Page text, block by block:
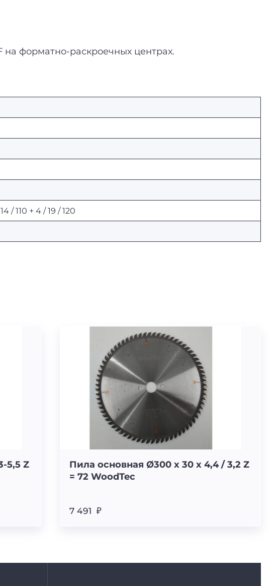
форматно-раскроечных центрах.
/ 110 + 4 / 19 / 120
5,5 Z
Пила основная Ø300 х 30 х 4,4 / 3,2 Z
= 72 WoodTec
7 491 ₽